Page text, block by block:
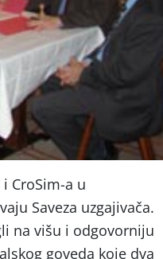
CroSim-a u
Saveza uzgajivača.
na višu i odgovorniju
goveda koje dva